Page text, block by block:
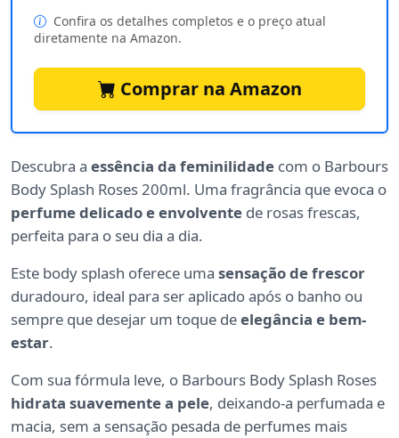
Confira os detalhes completos e o preço atual
diretamente na Amazon.
Comprar na Amazon
Descubra a essência da feminilidade com o Barbours
Body Splash Roses 200ml. Uma fragrância que evoca o
perfume delicado e envolvente de rosas frescas,
perfeita para o seu dia a dia.
Este body splash oferece uma sensação de frescor
duradouro, ideal para ser aplicado após o banho ou
sempre que desejar um toque deelegância e bem-
estar.
Com sua fórmula leve, o Barbours Body Splash Roses
hidrata suavemente a pele, deixando-a perfumada e
macia, sem a sensação pesada de perfumes mais